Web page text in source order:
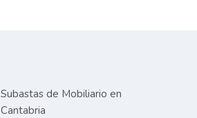
Subastas de Mobiliario en
Cantabria